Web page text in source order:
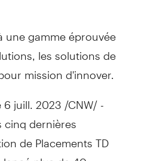
une gamme éprouvée
les solutions de
mission d'innover.
6 juill. 2023 /CNW/ -
dernières
de Placements TD